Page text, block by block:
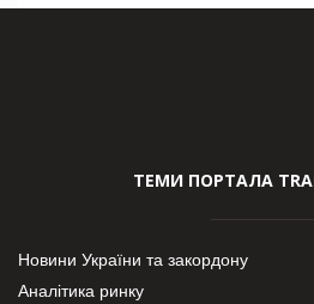
ТЕМИ ПОРТАЛА
Новини України та закордону
Аналітика ринку